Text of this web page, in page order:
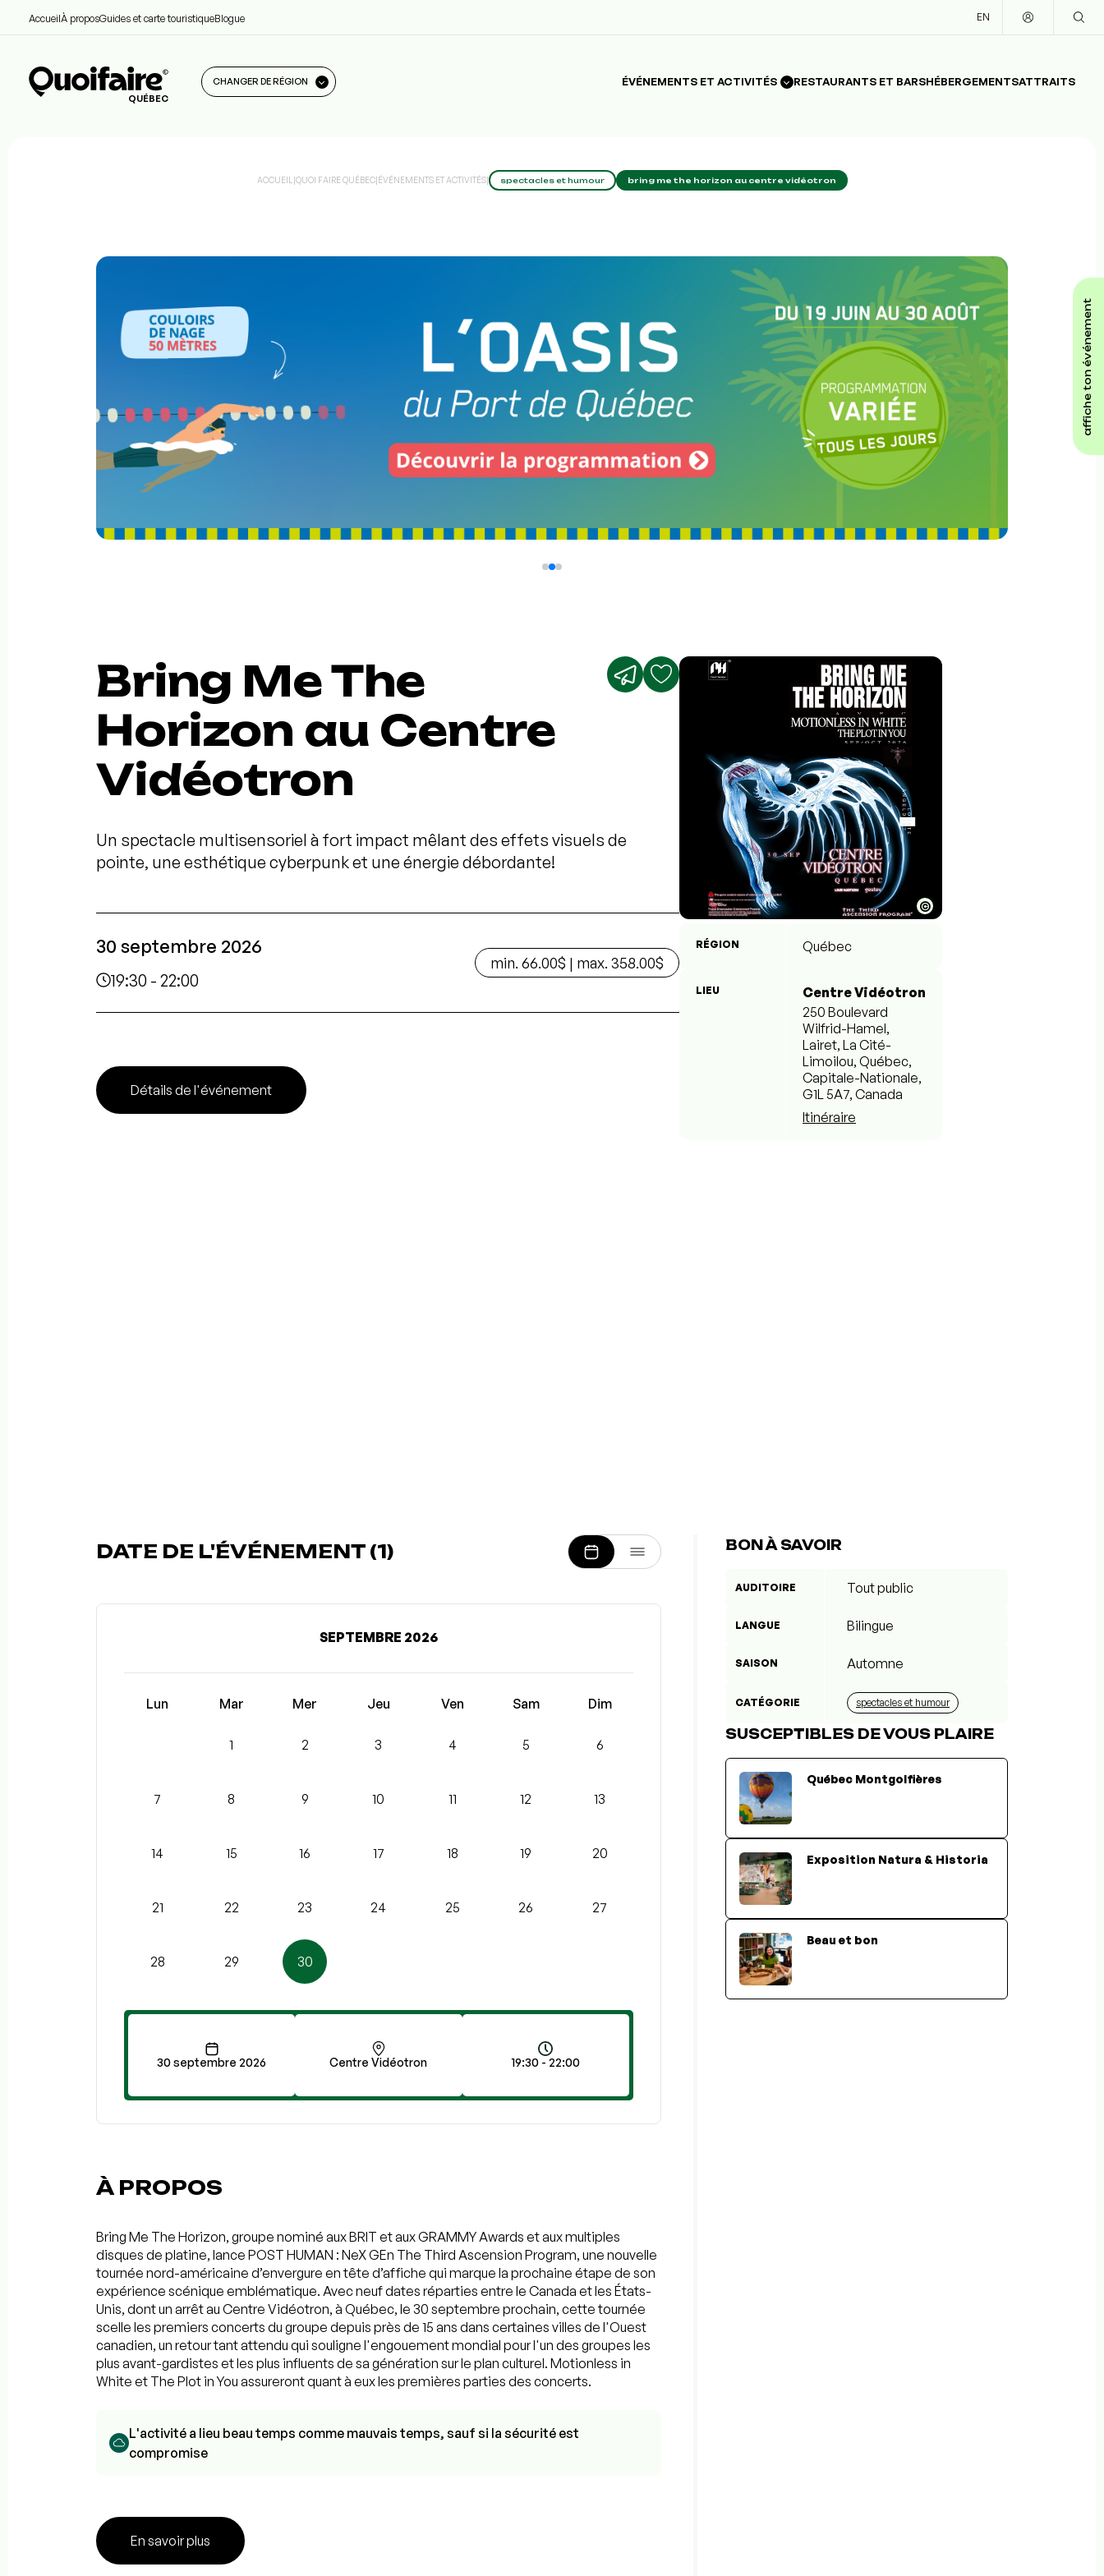
AccueilÀ proposGuides et carte touristiqueBlogue EN
QUÉBEC
CHANGER DE RÉGION ÉVÉNEMENTS ET ACTIVITÉS RESTAURANTS ET BARSHÉBERGEMENTSATTRAITS
affiche ton événement
ACCUEIL |QUOI FAIRE QUÉBEC|ÉVÉNEMENTS ET ACTIVITÉS| spectacles et humour bring me the horizon au centre vidéotron
Bring Me The
Horizon au Centre
Vidéotron
Un spectacle multisensoriel à fort impact mêlant des effets visuels de
pointe, une esthétique cyberpunk et une énergie débordante!
30 septembre 2026
19:30 - 22:00
min. 66.00$ | max. 358.00$
Détails de l'événement
©
RÉGION Québec
LIEU
Centre Vidéotron
250 Boulevard
Wilfrid-Hamel,
Lairet, La Cité-
Limoilou, Québec,
Capitale-Nationale,
G1L 5A7, Canada
Itinéraire
DATE DE L'ÉVÉNEMENT (1)
SEPTEMBRE 2026
Lun Mar Mer Jeu Ven Sam Dim
1 2 3 4 5 6
7 8 9 10 11 12 13
14 15 16 17 18 19 20
21 22 23 24 25 26 27
28 29 30
30 septembre 2026 Centre Vidéotron 19:30 - 22:00
À PROPOS
Bring Me The Horizon, groupe nominé aux BRIT et aux GRAMMY Awards et aux multiples
disques de platine, lance POST HUMAN : NeX GEn The Third Ascension Program, une nouvelle
tournée nord-américaine d’envergure en tête d’affiche qui marque la prochaine étape de son
expérience scénique emblématique. Avec neuf dates réparties entre le Canada et les États-
Unis, dont un arrêt au Centre Vidéotron, à Québec, le 30 septembre prochain, cette tournée
scelle les premiers concerts du groupe depuis près de 15 ans dans certaines villes de l'Ouest
canadien, un retour tant attendu qui souligne l'engouement mondial pour l'un des groupes les
plus avant-gardistes et les plus influents de sa génération sur le plan culturel. Motionless in
White et The Plot in You assureront quant à eux les premières parties des concerts.
L'activité a lieu beau temps comme mauvais temps, sauf si la sécurité est
compromise
En savoir plus
BON À SAVOIR
AUDITOIRE Tout public
LANGUE Bilingue
SAISON Automne
CATÉGORIE spectacles et humour
SUSCEPTIBLES DE VOUS PLAIRE
Québec Montgolfières
Exposition Natura & Historia
Beau et bon